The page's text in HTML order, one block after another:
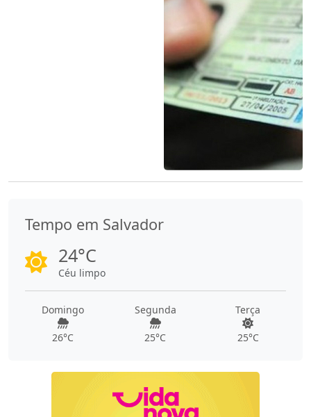
Tempo em Salvador
24°C
Céu limpo
Domingo
26°C
Segunda
25°C
Terça
25°C